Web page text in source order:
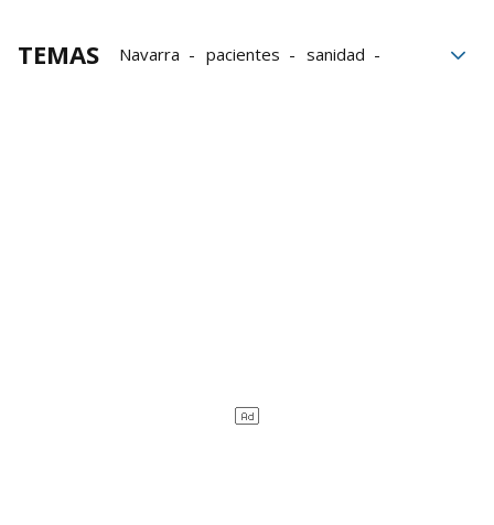
TEMAS Navarra pacientes
sanidad